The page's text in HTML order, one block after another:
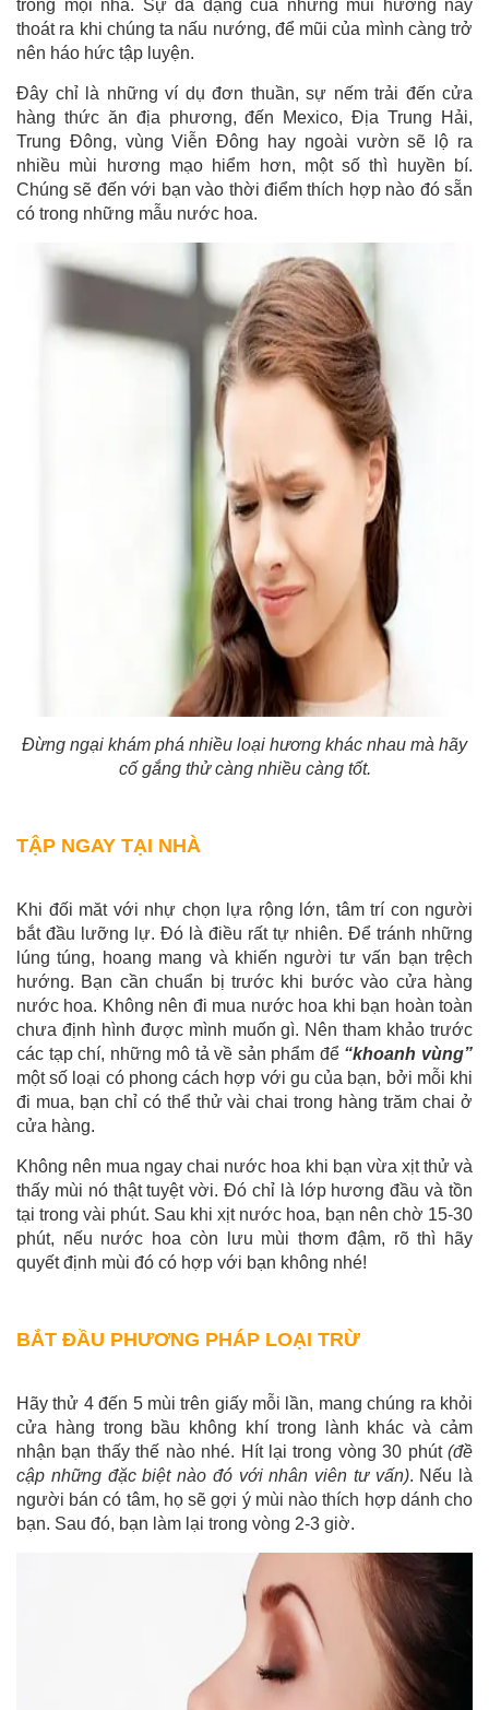
trong mọi nhà. Sự đa dạng của những mùi hương này
thoát ra khi chúng ta nấu nướng, để mũi của mình càng trở
nên háo hức tập luyện.
Đây chỉ là những ví dụ đơn thuần, sự nếm trải đến cửa
hàng thức ăn địa phương, đến Mexico, Địa Trung Hải,
Trung Đông, vùng Viễn Đông hay ngoài vườn sẽ lộ ra
nhiều mùi hương mạo hiểm hơn, một số thì huyền bí.
Chúng sẽ đến với bạn vào thời điểm thích hợp nào đó sẵn
có trong những mẫu nước hoa.
Đừng ngại khám phá nhiều loại hương khác nhau mà hãy
cố gắng thử càng nhiều càng tốt.
TẬP NGAY TẠI NHÀ
Khi đối măt với nhự chọn lựa rộng lớn, tâm trí con người
bắt đầu lưỡng lự. Đó là điều rất tự nhiên. Để tránh những
lúng túng, hoang mang và khiến người tư vấn bạn trệch
hướng. Bạn cần chuẩn bị trước khi bước vào cửa hàng
nước hoa. Không nên đi mua nước hoa khi bạn hoàn toàn
chưa định hình được mình muốn gì. Nên tham khảo trước
các tạp chí, những mô tả về sản phẩm để “khoanh vùng”
một số loại có phong cách hợp với gu của bạn, bởi mỗi khi
đi mua, bạn chỉ có thể thử vài chai trong hàng trăm chai ở
cửa hàng.
Không nên mua ngay chai nước hoa khi bạn vừa xịt thử và
thấy mùi nó thật tuyệt vời. Đó chỉ là lớp hương đầu và tồn
tại trong vài phút. Sau khi xịt nước hoa, bạn nên chờ 15-30
phút, nếu nước hoa còn lưu mùi thơm đậm, rõ thì hãy
quyết định mùi đó có hợp với bạn không nhé!
BẮT ĐẦU PHƯƠNG PHÁP LOẠI TRỪ
Hãy thử 4 đến 5 mùi trên giấy mỗi lần, mang chúng ra khỏi
cửa hàng trong bầu không khí trong lành khác và cảm
nhận bạn thấy thế nào nhé. Hít lại trong vòng 30 phút (đề
cập những đặc biệt nào đó với nhân viên tư vấn). Nếu là
người bán có tâm, họ sẽ gợi ý mùi nào thích hợp dánh cho
bạn. Sau đó, bạn làm lại trong vòng 2-3 giờ.